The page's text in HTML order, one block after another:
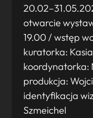
otwarcie
19.00 / wstęp
kuratorka:
koordynatorka:
produkcja:
identyfikacja
Szmeichel